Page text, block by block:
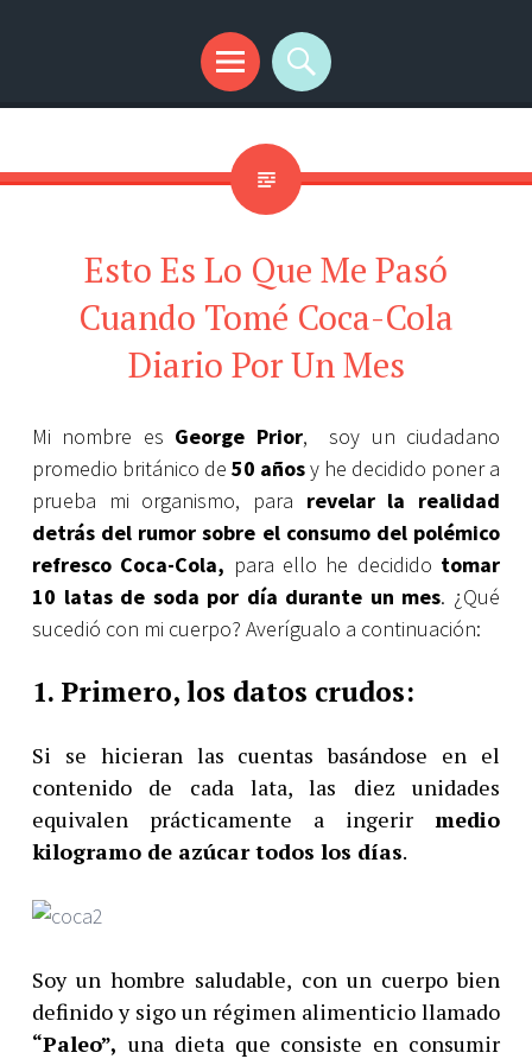
El Camino de las Mentes Brillantes
Menú
Buscar
Esto Es Lo Que Me Pasó
Cuando Tomé Coca-Cola
Diario Por Un Mes
Mi nombre es George Prior, soy un ciudadano
promedio británico de 50 añosy he decidido poner a
prueba mi organismo, para revelar la realidad
detrás del rumor sobre el consumo del polémico
refresco Coca-Cola, para ello he decidido tomar
10 latas de soda por día durante un mes. ¿Qué
sucedió con mi cuerpo? Averígualo a continuación:
1. Primero, los datos crudos:
Si se hicieran las cuentas basándose en el
contenido de cada lata, las diez unidades
equivalen prácticamente a ingerir medio
kilogramo de azúcar todos los días.
Soy un hombre saludable, con un cuerpo bien
definido y sigo un régimen alimenticio llamado
“Paleo”, una dieta que consiste en consumir